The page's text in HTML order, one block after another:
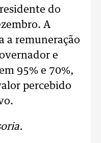
do
A
a remuneração
e
95% e 70%,
percebido